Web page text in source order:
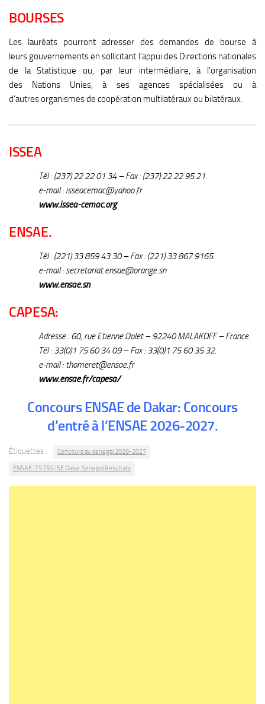
BOURSES
Les lauréats pourront adresser des demandes de bourse à
leurs gouvernements en sollicitant l’appui des Directions nationales
de la Statistique ou, par leur intermédiaire, à l’organisation
des Nations Unies, à ses agences spécialisées ou à
d’autres organismes de coopération multilatéraux ou bilatéraux.
ISSEA
Tél : (237) 22 22 01 34 – Fax : (237) 22 22 95 21.
e-mail : isseacemac@yahoo.fr
www.issea-cemac.org
ENSAE.
Tél : (221) 33 859 43 30 – Fax : (221) 33 867 9165.
e-mail : secretariat.ensae@orange.sn
www.ensae.sn
CAPESA:
Adresse : 60, rue Etienne Dolet – 92240 MALAKOFF – France.
Tél : 33(0)1 75 60 34 09 – Fax : 33(0)1 75 60 35 32.
e-mail : thomeret@ensae.fr
www.ensae.fr/capesa/
Concours ENSAE de Dakar: Concours
d’entré à l’ENSAE 2026-2027.
Étiquettes : Concours au senegal 2026-2027
ENSAE ITS TSS ISE Dakar Senegal Resultats